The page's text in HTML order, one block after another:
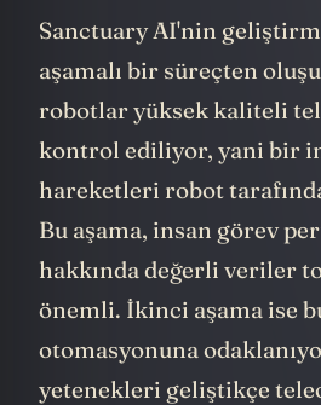
Sanctuary AI'nin
aşamalı bir süreçten
robotlar yüksek kaliteli
kontrol ediliyor, yani bir
hareketleri robot
Bu aşama, insan görev
hakkında değerli veriler
önemli. İkinci aşama ise
otomasyonuna